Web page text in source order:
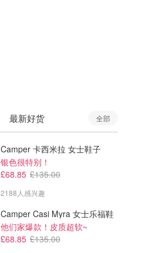
最新好货 全部
Camper 卡西米拉 女士鞋子
银色很特别！
£68.85 £135.00
2188人感兴趣
Camper Casi Myra 女士乐福鞋
他们家爆款！皮质超软~
£68.85 £135.00